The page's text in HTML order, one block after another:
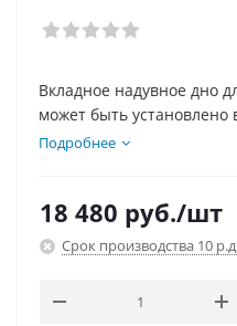
Вкладное надувное дно
может быть установлено
Подробнее
18 480 руб./шт
Срок производства 10